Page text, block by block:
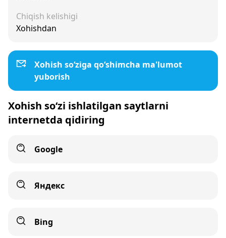
Chiqish kelishigi
Xohishdan
Xohish so‘ziga qo‘shimcha ma'lumot
yuborish
Xohish so‘zi ishlatilgan saytlarni
internetda qidiring
Google
Яндекс
Bing